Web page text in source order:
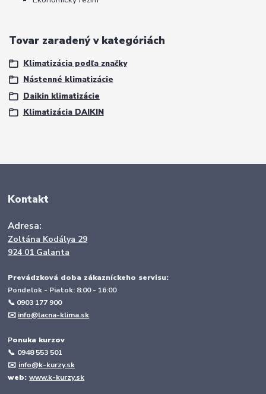
Tovar zaradený v kategóriách
Klimatizácia podľa značky
Nástenné klimatizácie
Daikin klimatizácie
Klimatizácia DAIKIN
Kontakt
Adresa:
Zoltána Kodálya 29
924 01 Galanta
Prevádzková doba zákazníckeho servisu:
Pondelok - Piatok: 8:00 - 16:00
📞 0903 177 900
✉️ info@lacna-klima.sk
Ponuka kurzov
📞 0948 553 501
✉️ info@k-kurzy.sk
web:www.k-kurzy.sk